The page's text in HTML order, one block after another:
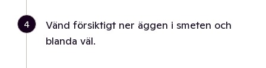
4
Vänd försiktigt ner äggen i smeten och
blanda väl.